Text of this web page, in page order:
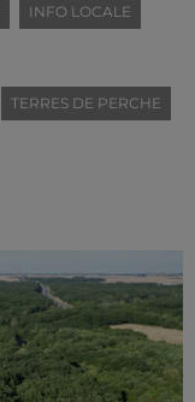
INFO LOCALE
TERRES DE PERCHE